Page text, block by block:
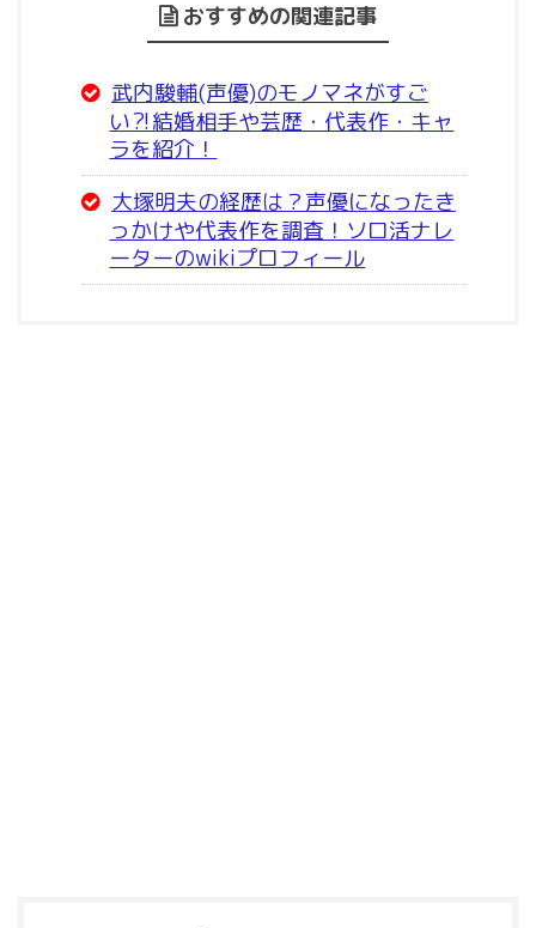
おすすめの関連記事
武内駿輔(声優)のモノマネがすご
い⁈結婚相手や芸歴・代表作・キャ
ラを紹介！
大塚明夫の経歴は？声優になったき
っかけや代表作を調査！ソロ活ナレ
ーターのwikiプロフィール